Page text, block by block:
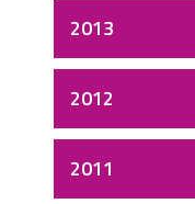
2013
2012
2011